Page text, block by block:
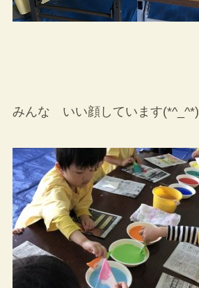
みんな いい顔しています(*^_^*)